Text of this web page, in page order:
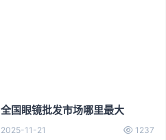
全国眼镜批发市场哪里最大
2025-11-21 1237